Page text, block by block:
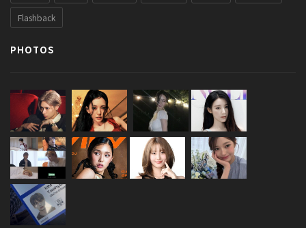
Flashback
PHOTOS